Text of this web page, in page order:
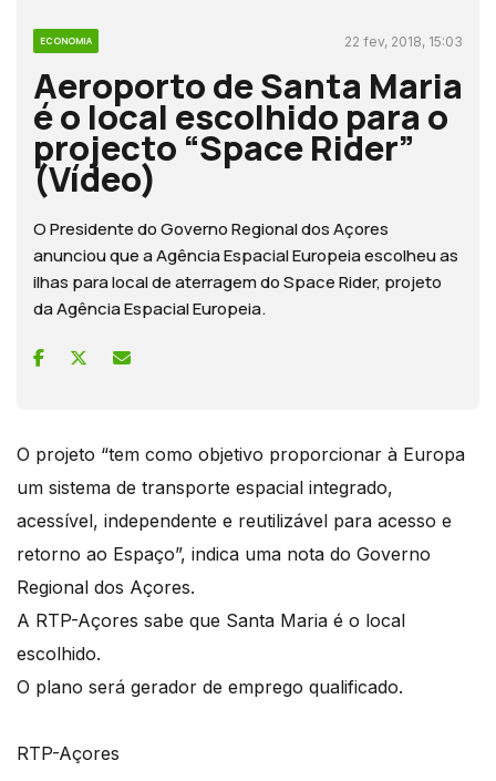
ECONOMIA 22 fev, 2018, 15:03
Aeroporto de Santa Maria
é o local escolhido para o
projecto “Space Rider”
(Vídeo)
O Presidente do Governo Regional dos Açores
anunciou que a Agência Espacial Europeia escolheu as
ilhas para local de aterragem do Space Rider, projeto
da Agência Espacial Europeia.
O projeto “tem como objetivo proporcionar à Europa
um sistema de transporte espacial integrado,
acessível, independente e reutilizável para acesso e
retorno ao Espaço”, indica uma nota do Governo
Regional dos Açores.
A RTP-Açores sabe que Santa Maria é o local
escolhido.
O plano será gerador de emprego qualificado.
RTP-Açores